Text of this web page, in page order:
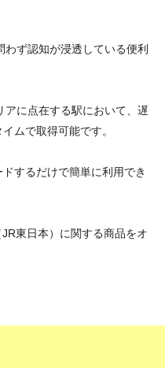
ず認知が浸透している便利
アに点在する駅において、遅
ムで取得可能です。
するだけで簡単に利用でき
東日本）に関する商品をオ